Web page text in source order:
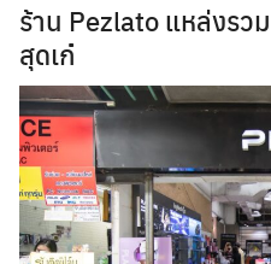
ร้าน Pezlato แหล่งรว
สุดเก๋